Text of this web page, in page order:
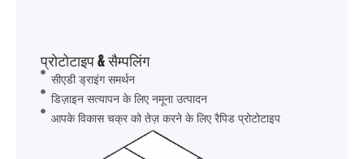
प्रोटोटाइप & सैम्पलिंग
सीएडी ड्राइंग समर्थन
डिज़ाइन सत्यापन के लिए नमूना उत्पादन
आपके विकास चक्र को तेज़ करने के लिए रैपिड प्रोटोटाइप